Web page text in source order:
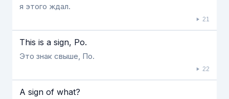
я этого ждал.
21
This is a sign, Po.
Это знак свыше, По.
22
A sign of what?